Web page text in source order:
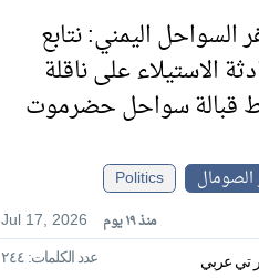
السواحل اليمني: نتابع
الاستيلاء على ناقلة
قبالة سواحل حضرموت
الصومال
Politics
Jul 17, 2026
منذ ١٩ يوم
تي عربي عدد الكلمات: ٢٤٤